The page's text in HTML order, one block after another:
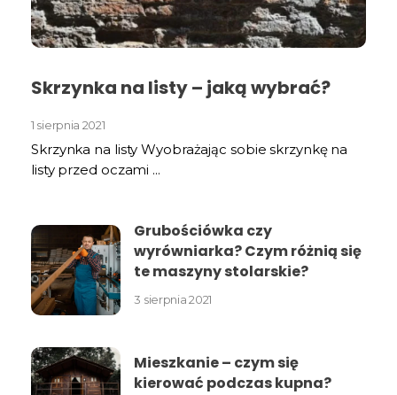
Skrzynka na listy – jaką wybrać?
1 sierpnia 2021
Skrzynka na listy Wyobrażając sobie skrzynkę na
listy przed oczami ...
Grubościówka czy
wyrówniarka? Czym różnią się
te maszyny stolarskie?
3 sierpnia 2021
Mieszkanie – czym się
kierować podczas kupna?